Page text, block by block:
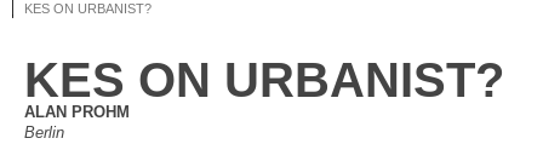
KES ON URBANIST?
KES ON URBANIST?
ALAN PROHM
Berlin